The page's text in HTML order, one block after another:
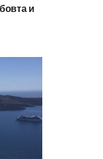
и